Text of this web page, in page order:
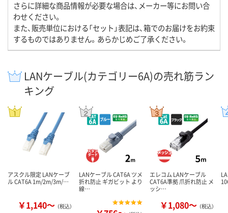
さらに詳細な商品情報が必要な場合は、メーカー等にお問い合
わせください。
また、販売単位における「セット」表記は、箱でのお届けをお約束
するものではありません。あらかじめご了承ください。
LANケーブル(カテゴリー6A)の売れ筋ラン
キング
アスクル限定 LANケーブ
ル CAT6A 1m/2m/3m/…
￥1,140～ （税込）
LANケーブル CAT6A ツメ
折れ防止 ギガビット より
線…
エレコム LANケーブル
CAT6A準拠 爪折れ防止 メ
ッシ…
￥1,080～ （税込）